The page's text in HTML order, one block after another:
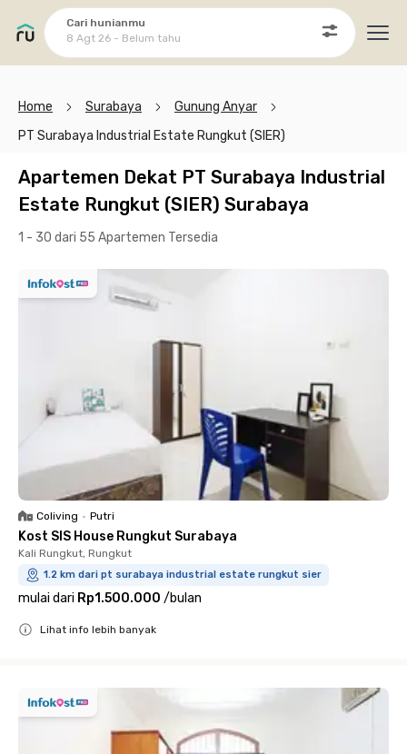
Cari hunianmu
8 Agt 26 - Belum tahu
Home Surabaya
Gunung Anyar
PT Surabaya Industrial Estate Rungkut (SIER)
Apartemen Dekat PT Surabaya Industrial
Estate Rungkut (SIER) Surabaya
1 - 30 dari 55 Apartemen Tersedia
Coliving • Putri
Kost SIS House Rungkut Surabaya
Kali Rungkut, Rungkut
1.2 km dari pt surabaya industrial estate rungkut sier
mulai dari Rp1.500.000 /bulan
Lihat info lebih banyak